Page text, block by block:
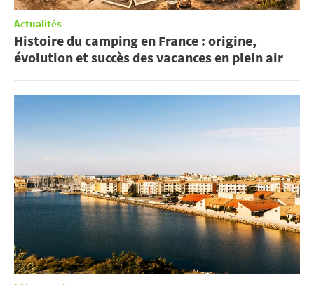
Actualités
Histoire du camping en France : origine,
évolution et succès des vacances en plein air